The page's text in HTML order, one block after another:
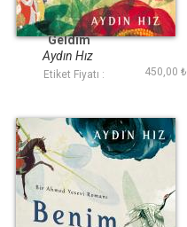
Aşk Kapını Ben
Geldim
Aydın Hız
Etiket Fiyatı : 450,00 ₺